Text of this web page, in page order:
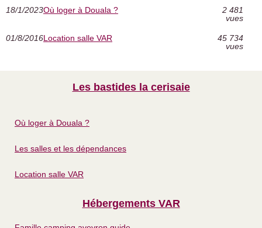
18/1/2023Où loger à Douala ?
2 481
vues
01/8/2016Location salle VAR
45 734
vues
Les bastides la cerisaie
Où loger à Douala ?
Les salles et les dépendances
Location salle VAR
Hébergements VAR